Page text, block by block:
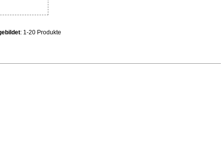
: 1-20 Produkte